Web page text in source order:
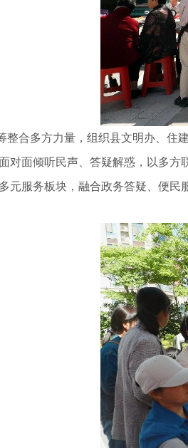
合多方力量，组织县文明办、住
对面倾听民声、答疑解惑，以多
元服务板块，融合政务答疑、便